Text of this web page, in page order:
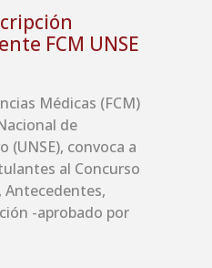
FCM UNSE
Médicas (FCM)
de
(UNSE), convoca a
al Concurso
Antecedentes,
-aprobado por